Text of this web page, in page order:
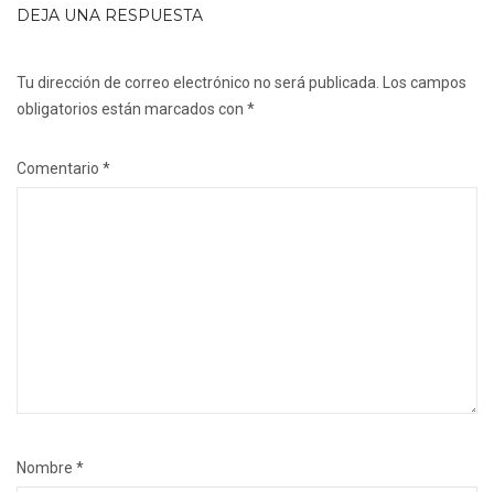
DEJA UNA RESPUESTA
Tu dirección de correo electrónico no será publicada. Los campos
obligatorios están marcados con *
Comentario *
Nombre *